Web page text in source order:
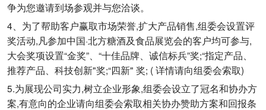
争为您邀请到场参观并与您洽谈。
4、为了帮助客户赢取市场荣誉,扩大产品销售,组委会设置评
奖活动,凡参加中国·北方糖酒及食品展览会的客户均可参与,
大会奖项设置“金奖”、“十佳品牌、诚信标兵”奖;“指定产品、
推荐产品、科技创新"奖;“四新" 奖; ( 详情请向组委会索取)
5.为展现公司实力,树立企业形象,组委会设立了冠名和协办方
案,有意向的企业请向组委会索取相关协办赞助方案和回报条